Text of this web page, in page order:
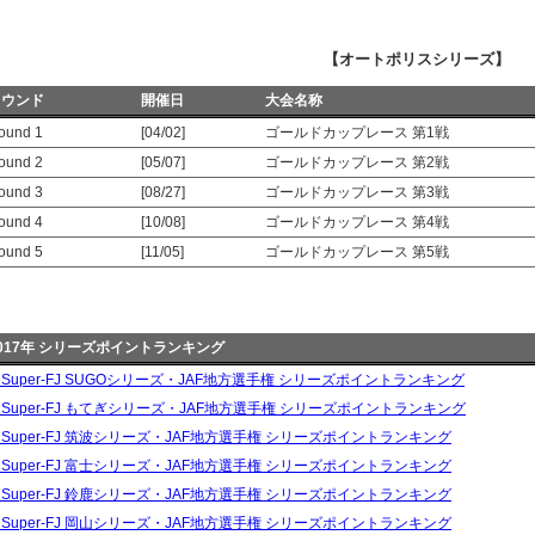
【オートポリスシリーズ】
ンド 開催日
大会名称
1
[04/02] ゴールドカップレース 第1戦
2
[05/07] ゴールドカップレース 第2戦
3
[08/27] ゴールドカップレース 第3戦
4
[10/08] ゴールドカップレース 第4戦
5
[11/05] ゴールドカップレース 第5戦
年 シリーズポイントランキング
FJ SUGOシリーズ・JAF地方選手権 シリーズポイントランキング
FJ もてぎシリーズ・JAF地方選手権 シリーズポイントランキング
FJ 筑波シリーズ・JAF地方選手権 シリーズポイントランキング
FJ 富士シリーズ・JAF地方選手権 シリーズポイントランキング
FJ 鈴鹿シリーズ・JAF地方選手権 シリーズポイントランキング
FJ 岡山シリーズ・JAF地方選手権 シリーズポイントランキング